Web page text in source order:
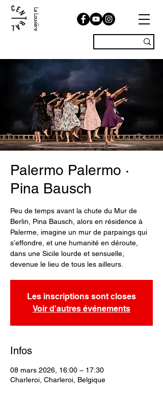
La Louvière
Palermo Palermo ·
Pina Bausch
Peu de temps avant la chute du Mur de
Berlin, Pina Bausch, alors en résidence à
Palerme, imagine un mur de parpaings qui
s’effondre, et une humanité en déroute,
dans une Sicile lourde et sensuelle,
devenue le lieu de tous les ailleurs.
Les inscriptions sont closes
Voir d'autres événements
Infos
08 mars 2026, 16:00 – 17:30
Charleroi, Charleroi, Belgique